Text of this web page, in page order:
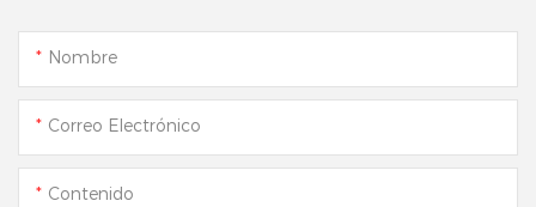
Nombre
Correo Electrónico
Contenido